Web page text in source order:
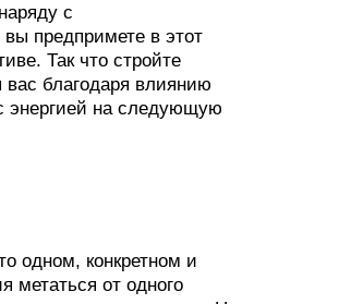
с
предпримете в этот
Так что стройте
благодаря влиянию
энергией на следующую
одном, конкретном и
метаться от одного